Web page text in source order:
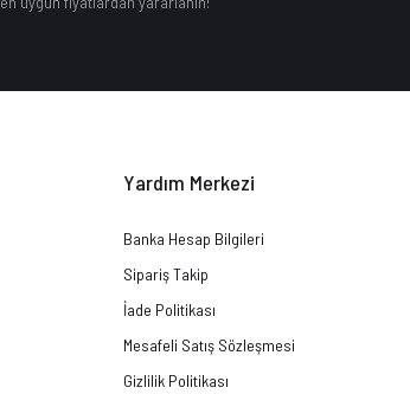
Yardım Merkezi
Banka Hesap Bilgileri
Sipariş Takip
İade Politikası
Mesafeli Satış Sözleşmesi
Gizlilik Politikası